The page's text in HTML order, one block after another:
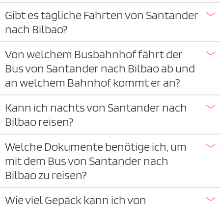
Gibt es tägliche Fahrten von Santander
nach Bilbao?
Von welchem Busbahnhof fährt der
Bus von Santander nach Bilbao ab und
an welchem Bahnhof kommt er an?
Kann ich nachts von Santander nach
Bilbao reisen?
Welche Dokumente benötige ich, um
mit dem Bus von Santander nach
Bilbao zu reisen?
Wie viel Gepäck kann ich von